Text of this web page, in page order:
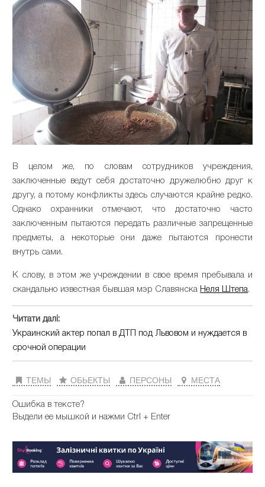
В целом же, по словам сотрудников учреждения,
заключенные ведут себя достаточно дружелюбно друг к
другу, а потому конфликты здесь случаются крайне редко.
Однако охранники отмечают, что достаточно часто
заключенным пытаются передать различные запрещенные
предметы, а некоторые они даже пытаются пронести
внутрь сами.
К слову, в этом же учреждении в свое время пребывала и
скандально известная бывшая мэр Славянска Неля Штепа.
Читати далі:
Украинский актер попал в ДТП под Львовом и нуждается в
срочной операции
ТЕМЫ ОБЬЕКТЫ ПЕРСОНЫ МЕСТА
Ошибка в тексте?
Выдели ее мышкой и нажми Ctrl + Enter